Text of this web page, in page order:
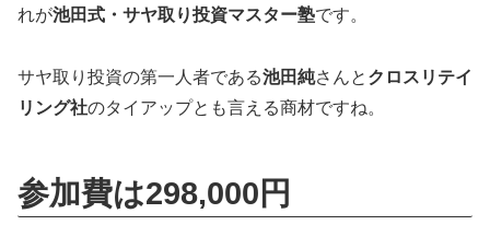
れが池田式・サヤ取り投資マスター塾です。
サヤ取り投資の第一人者である池田純さんと クロスリテイ
リング社のタイアップとも言える商材ですね。
参加費は298,000円